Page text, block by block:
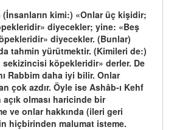
(İnsanların kimi:) «Onlar üç kişidir;
diyecekler; yine: «Beş
diyecekler. (Bunlar)
tahmin yürütmektir. (Kimileri de:)
köpekleridir» derler. De
Rabbim daha iyi bilir. Onlar
çok azdır. Öyle ise Ashâb-ı Kehf
olması haricinde bir
ve onlar hakkında (ileri geri
hiçbirinden malumat isteme.